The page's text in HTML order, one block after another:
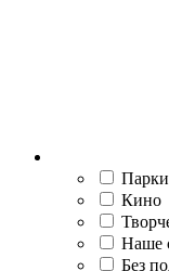
Кино
Наше
Без